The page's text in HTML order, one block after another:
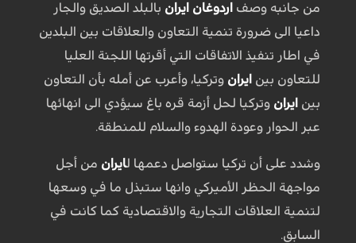
من جانبه وصف اردوغان ايران بالبلد الصديق والجار
داعيا الى ضرورة تنمية التعاون والعلاقات بين البلدين
في اطار تنفيذ الاتفاقات التي أقرتها اللجنة العليا
للتعاون بين ايران وتركيا، وأعرب عن أمله بأن التعاون
بين ايران وتركيا لحل أزمة قره باغ سيؤدي الى انهائها
عبر الحوار وعودة الهدوء والسلام للمنطقة.
وشدد على أن تركيا ستواصل دعمها لايران من أجل
مواجهة الحظر الأميركي وانها ستبذل ما في وسعها
لتنمية العلاقات التجارية والاقتصادية كما كانت في
السابق.